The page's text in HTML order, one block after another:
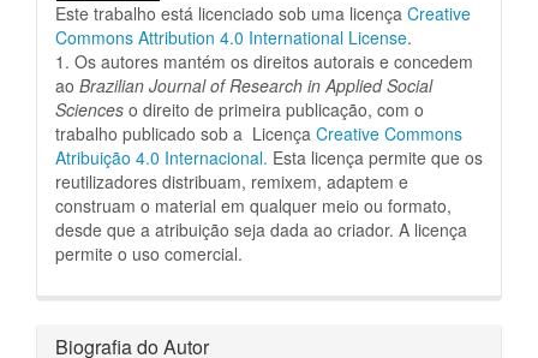
Este trabalho está licenciado sob uma licença Creative
Commons Attribution 4.0 International License.
1. Os autores mantém os direitos autorais e concedem
ao Brazilian Journal of Research in Applied Social
Sciences o direito de primeira publicação, com o
trabalho publicado sob a Licença Creative Commons
Atribuição 4.0 Internacional. Esta licença permite que os
reutilizadores distribuam, remixem, adaptem e
construam o material em qualquer meio ou formato,
desde que a atribuição seja dada ao criador. A licença
permite o uso comercial.
Biografia do Autor